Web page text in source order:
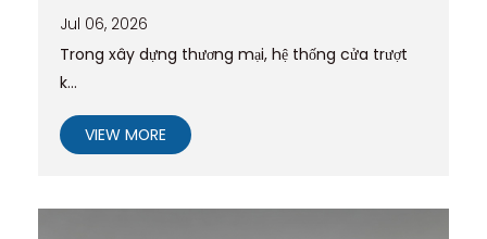
Jul 06, 2026
Trong xây dựng thương mại, hệ thống cửa trượt
k...
VIEW MORE